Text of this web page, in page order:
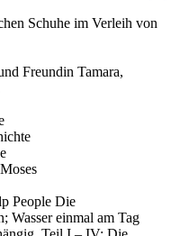
Schuhe im Verleih von
Freundin Tamara,
People Die
Wasser einmal am Tag